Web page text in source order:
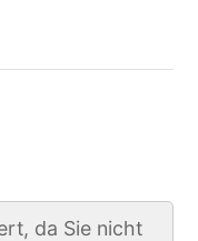
da Sie nicht